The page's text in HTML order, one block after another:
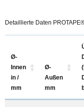
Detaillierte Daten
Ø-
Innen
in /
mm
Ø-
Außen
mm